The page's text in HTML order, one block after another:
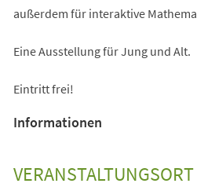
außerdem für interaktive
Eine Ausstellung für Jung und Alt.
Eintritt frei!
Informationen
VERANSTALTUNGSORT